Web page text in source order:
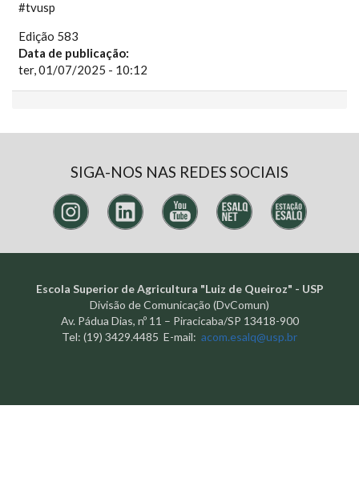
#tvusp
Edição 583
Data de publicação:
ter, 01/07/2025 - 10:12
SIGA-NOS NAS REDES SOCIAIS
Escola Superior de Agricultura "Luiz de Queiroz" - USP
Divisão de Comunicação (DvComun)
Av. Pádua Dias, nº 11 – Piracicaba/SP 13418-900
Tel: (19) 3429.4485 E-mail: acom.esalq@usp.br